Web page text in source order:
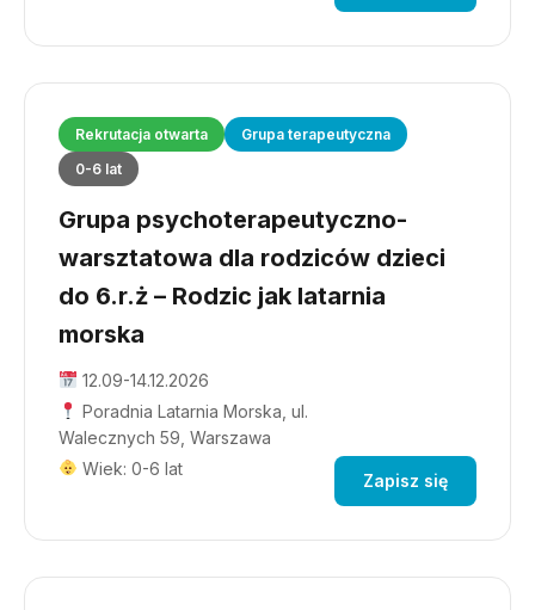
Rekrutacja otwarta
Grupa terapeutyczna
0-6 lat
Grupa psychoterapeutyczno-
warsztatowa dla rodziców dzieci
do 6.r.ż – Rodzic jak latarnia
morska
12.09-14.12.2026
Poradnia Latarnia Morska, ul.
Walecznych 59, Warszawa
Wiek: 0-6 lat
Zapisz się